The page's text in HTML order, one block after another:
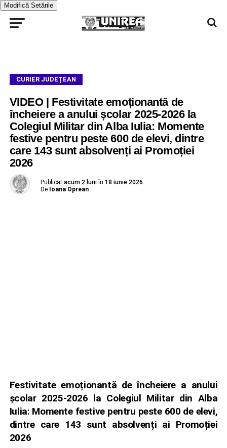
Modifică Setările
CURIER JUDEȚEAN
VIDEO | Festivitate emoționantă de
încheiere a anului școlar 2025-2026 la
Colegiul Militar din Alba Iulia: Momente
festive pentru peste 600 de elevi, dintre
care 143 sunt absolvenți ai Promoției
2026
Publicat acum 2 luni în 18 iunie 2026
De Ioana Oprean
Festivitate emoționantă de încheiere a anului
școlar 2025-2026 la Colegiul Militar din Alba
Iulia: Momente festive pentru peste 600 de elevi,
dintre care 143 sunt absolvenți ai Promoției
2026